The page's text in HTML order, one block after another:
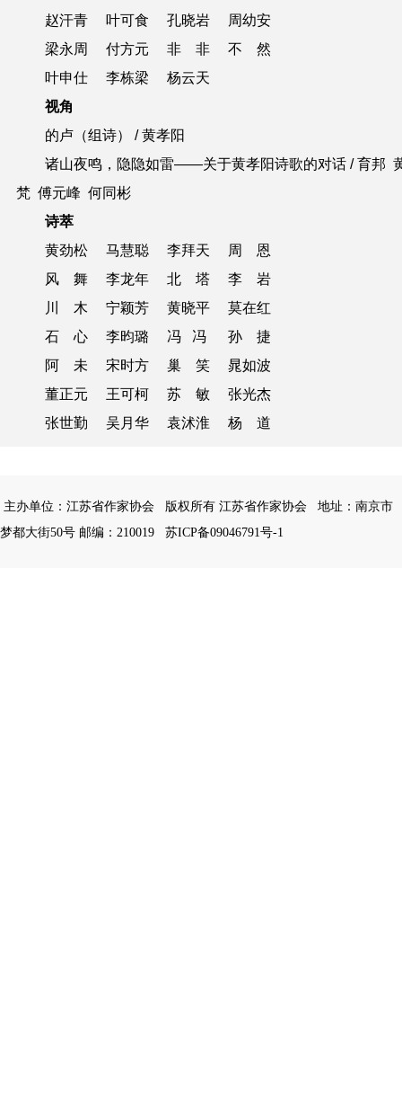
赵汗青 叶可食 孔晓岩 周幼安
梁永周 付方元 非 非 不 然
叶申仕 李栋梁 杨云天
视角
的卢（组诗） / 黄孝阳
诸山夜鸣，隐隐如雷——关于黄孝阳诗歌的对话 / 育邦
梵 傅元峰 何同彬
诗萃
黄劲松 马慧聪 李拜天 周 恩
风 舞 李龙年 北 塔 李 岩
川 木 宁颖芳 黄晓平 莫在红
石 心 李昀璐 冯 冯 孙 捷
阿 未 宋时方 巢 笑 晁如波
董正元 王可柯 苏 敏 张光杰
张世勤 吴月华 袁沭淮 杨 道
主办单位：江苏省作家协会 版权所有 江苏省作家协会
地址：南京市
梦都大街50号 邮编：210019
苏ICP备09046791号-1